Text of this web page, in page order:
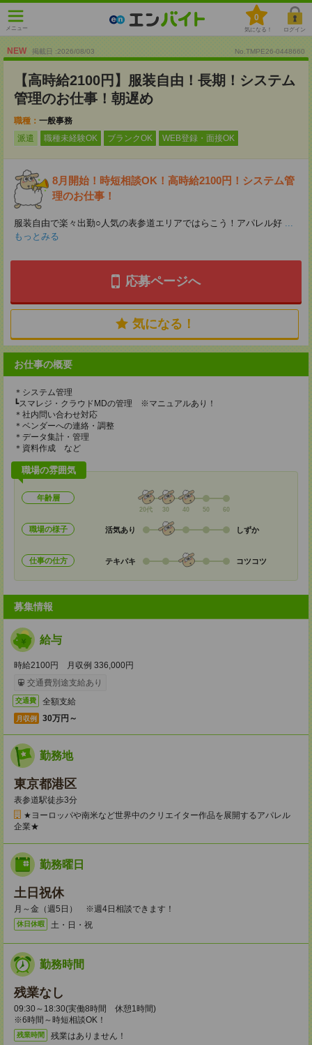
メニュー
0
気になる！ ログイン
NEW 掲載日 :2026/08/03 No.TMPE26-0448660
【高時給2100円】服装自由！長期！システム
管理のお仕事！朝遅め
職種： 一般事務
派遣
職種未経験OK ブランクOK WEB登録・面接OK
8月開始！時短相談OK！高時給2100円！システム管
理のお仕事！
服装自由で楽々出勤○人気の表参道エリアではらこう！アパレル好 ...
もっとみる
応募ページへ
気になる！
お仕事の概要
＊システム管理
┗スマレジ・クラウドMDの管理 ※マニュアルあり！
＊社内問い合わせ対応
＊ベンダーへの連絡・調整
＊データ集計・管理
＊資料作成 など
職場の雰囲気
年齢層
20代 30 40 50 60
職場の様子 活気あり しずか
仕事の仕方 テキパキ コツコツ
募集情報
給与
時給2100円 月収例 336,000円
交通費別途支給あり
交通費 全額支給
月収例 30万円～
勤務地
東京都港区
表参道駅徒歩3分
★ヨーロッパや南米など世界中のクリエイター作品を展開するアパレル
企業★
勤務曜日
土日祝休
月～金（週5日） ※週4日相談できます！
休日休暇 土・日・祝
勤務時間
残業なし
09:30～18:30(実働8時間 休憩1時間)
※6時間～時短相談OK！
残業時間 残業はありません！